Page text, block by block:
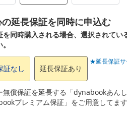
延長保証を同時に申込む
を同時購入される場合、選択されて
証なし 延長保証あり
★延長保証サ
無償保証を延長する「dynabookあん
プレミアム保証」をご用意してま